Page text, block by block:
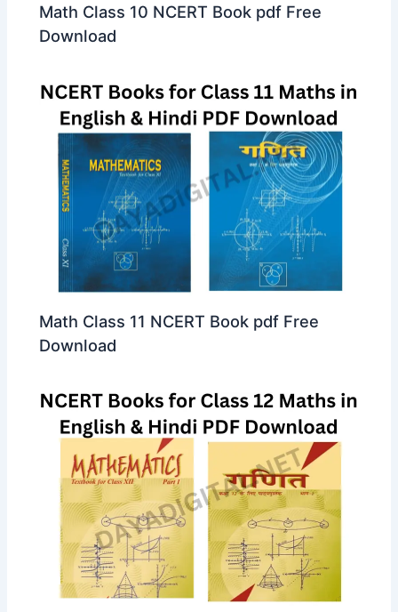
Math Class 10 NCERT Book pdf Free
Download
Math Class 11 NCERT Book pdf Free
Download